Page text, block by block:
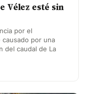
Vélez esté sin
por el
causado por una
del caudal de La